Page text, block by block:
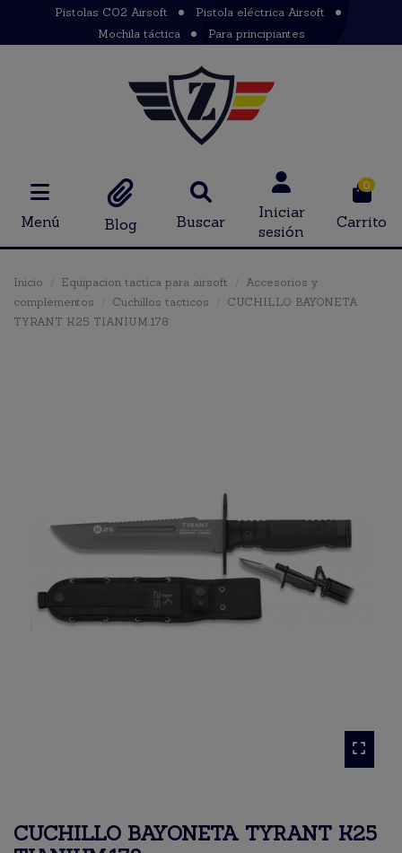
Pistolas CO2 Airsoft
Pistola eléctrica Airsoft
Mochila táctica
Para principiantes
Menú Blog Buscar
Iniciar
sesión
0
Carrito
Inicio Equipacion tactica para airsoft
Accesorios y
complementos
Cuchillos tacticos
CUCHILLO BAYONETA
TYRANT K25 TIANIUM.178
CUCHILLO BAYONETA TYRANT K25